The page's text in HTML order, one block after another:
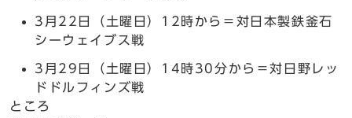
3月22日（土曜日）12時から＝対日本製鉄釜石
シーウェイブス戦
3月29日（土曜日）14時30分から＝対日野レッ
ドドルフィンズ戦
ところ